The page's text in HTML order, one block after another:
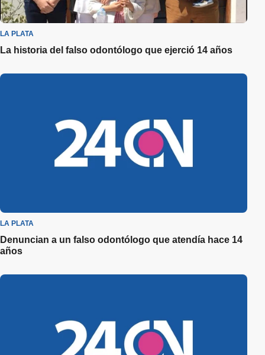
LA PLATA
La historia del falso odontólogo que ejerció 14 años
LA PLATA
Denuncian a un falso odontólogo que atendía hace 14
años